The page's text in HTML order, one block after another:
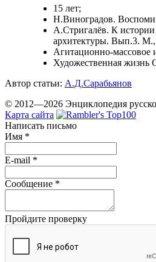
15 лет;
Н.Виноградов.
А.Стригалёв. К истории
архитектуры. Вып.3. М.,
Агитационно-массовое
Художественная жизнь
Автор статьи: А.Д.Сарабьянов
© 2012—2026 Энциклопедия
Карта сайта
Написать письмо
Имя *
E-mail *
Сообщение *
Пройдите проверку